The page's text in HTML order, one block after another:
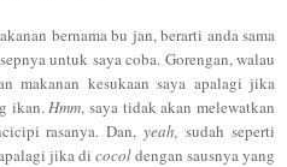
bernama bu jan, berarti anda sama
untuk saya coba. Gorengan, walau
makanan kesukaan saya apalagi jika
ikan.Hmm, saya tidak akan melewatkan
rasanya. Dan,yeah, sudah seperti
jika di cocoldengan sausnya yang